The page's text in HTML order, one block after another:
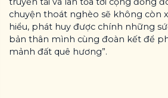
chuyện thoát nghèo sẽ không còn
hiểu, phát huy được chính những
bản thân mình cùng đoàn kết để
mảnh đất quê hương”.